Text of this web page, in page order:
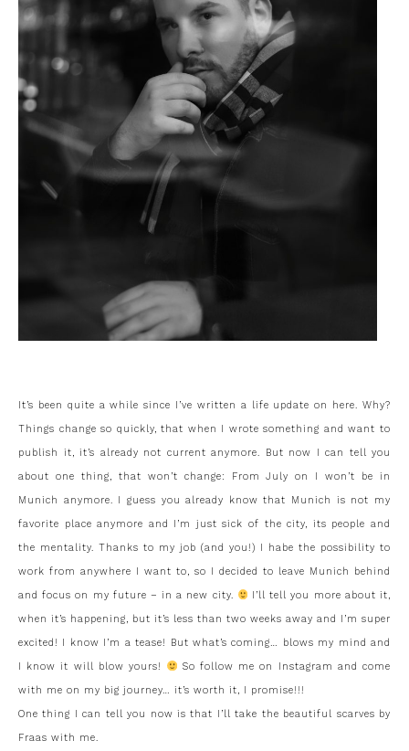
It’s been quite a while since I’ve written a life update on here. Why?
Things change so quickly, that when I wrote something and want to
publish it, it’s already not current anymore. But now I can tell you
about one thing, that won’t change: From July on I won’t be in
Munich anymore. I guess you already know that Munich is not my
favorite place anymore and I’m just sick of the city, its people and
the mentality. Thanks to my job (and you!) I habe the possibility to
work from anywhere I want to, so I decided to leave Munich behind
and focus on my future – in a new city.
I’ll tell you more about it,
when it’s happening, but it’s less than two weeks away and I’m super
excited! I know I’m a tease! But what’s coming… blows my mind and
I know it will blow yours!
So follow me on Instagram and come
with me on my big journey… it’s worth it, I promise!!!
One thing I can tell you now is that I’ll take the beautiful scarves by
Fraas with me.